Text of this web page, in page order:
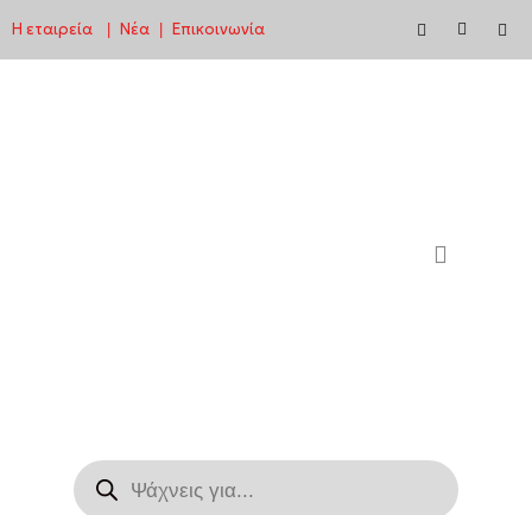
Μεταπηδήστε
Η εταιρεία Νέα Επικοινωνία